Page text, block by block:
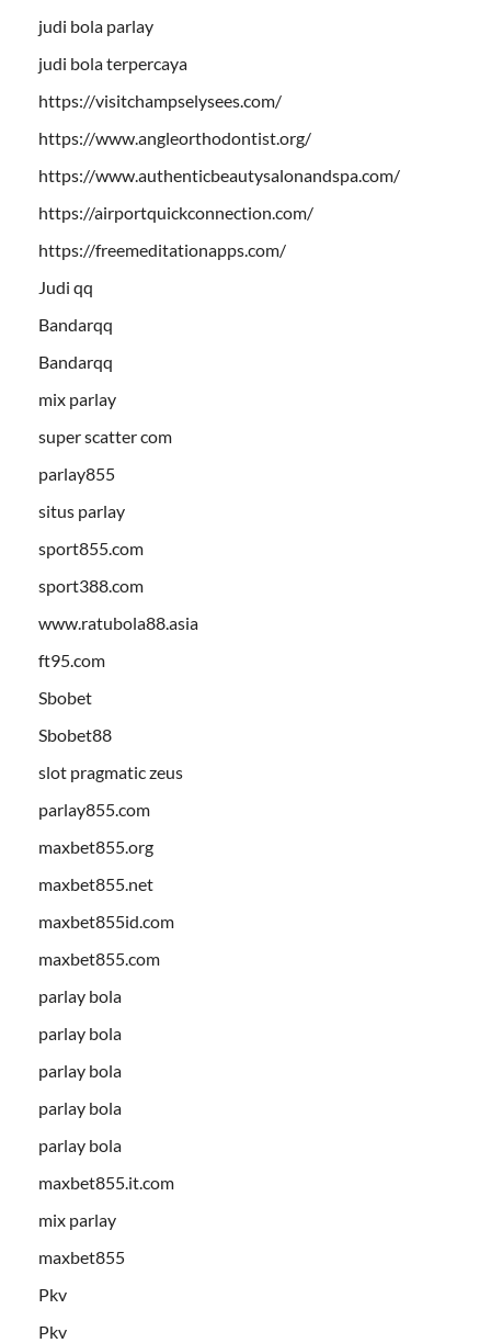
judi bola parlay
judi bola terpercaya
https://visitchampselysees.com/
https://www.angleorthodontist.org/
https://www.authenticbeautysalonandspa.com/
https://airportquickconnection.com/
https://freemeditationapps.com/
Judi qq
Bandarqq
Bandarqq
mix parlay
super scatter com
parlay855
situs parlay
sport855.com
sport388.com
www.ratubola88.asia
ft95.com
Sbobet
Sbobet88
slot pragmatic zeus
parlay855.com
maxbet855.org
maxbet855.net
maxbet855id.com
maxbet855.com
parlay bola
parlay bola
parlay bola
parlay bola
parlay bola
maxbet855.it.com
mix parlay
maxbet855
Pkv
Pkv